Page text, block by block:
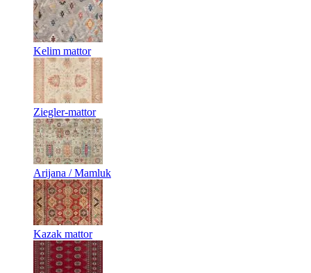
Kelim mattor
Ziegler-mattor
Arijana / Mamluk
Kazak mattor